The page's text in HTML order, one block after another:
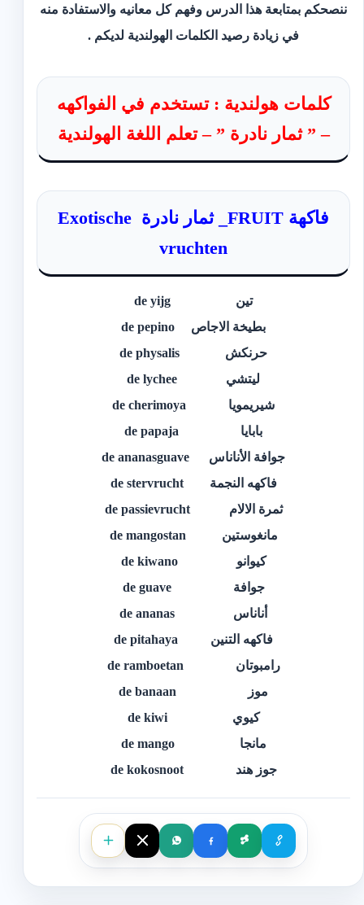
ننصحكم بمتابعة هذا الدرس وفهم كل معانيه والاستفادة منه
في زيادة رصيد الكلمات الهولندية لديكم .
كلمات هولندية : تستخدم في الفواكهه
– ” ثمار نادرة ” – تعلم اللغة الهولندية
فاكهة FRUIT_ ثمار نادرة Exotische
vruchten
تين de yijg
بطيخة الاجاص de pepino
حرنكش de physalis
ليتشي de lychee
شيريمويا de cherimoya
بابايا de papaja
جوافة الأناناس de ananasguave
فاكهه النجمة de stervrucht
ثمرة الالام de passievrucht
مانغوستين de mangostan
كيوانو de kiwano
جوافة de guave
أناناس de ananas
فاكهه التنين de pitahaya
رامبوتان de ramboetan
موز de banaan
كيوي de kiwi
مانجا de mango
جوز هند de kokosnoot